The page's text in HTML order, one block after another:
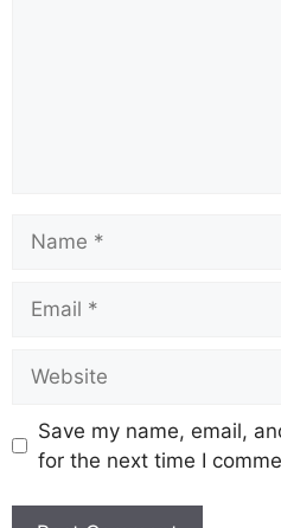
Save my name, email,
for the next time I